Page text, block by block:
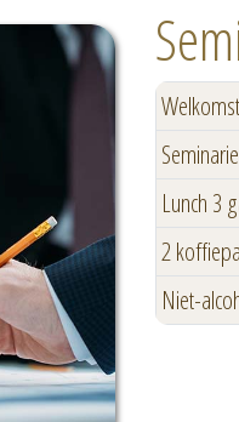
Lunch 3
2
Niet-